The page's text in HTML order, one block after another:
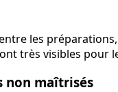
les
très visibles pour
non maîtrisés